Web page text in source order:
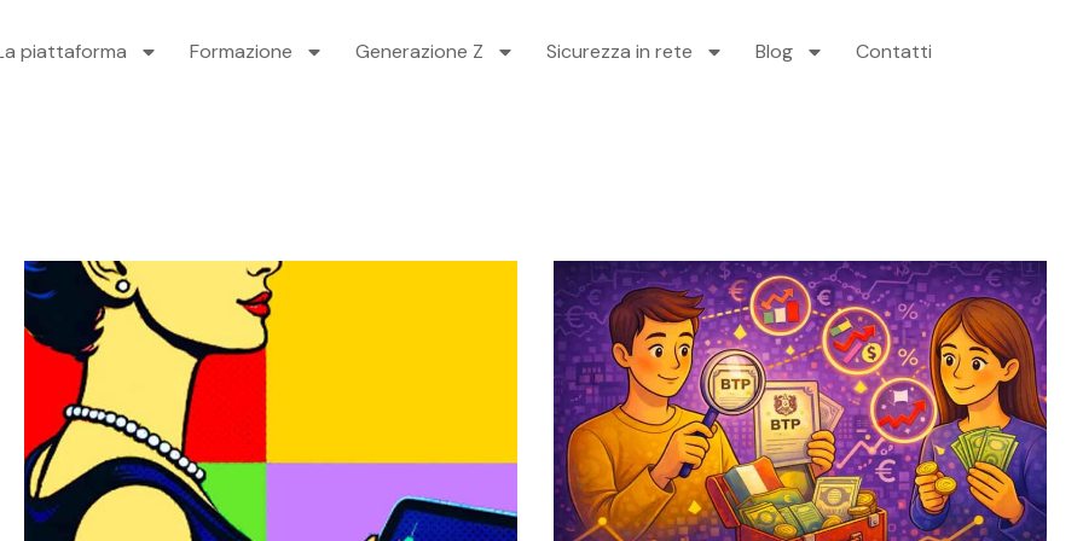
piattaforma Formazione Generazione Z Sicurezza in rete Blog Contatti